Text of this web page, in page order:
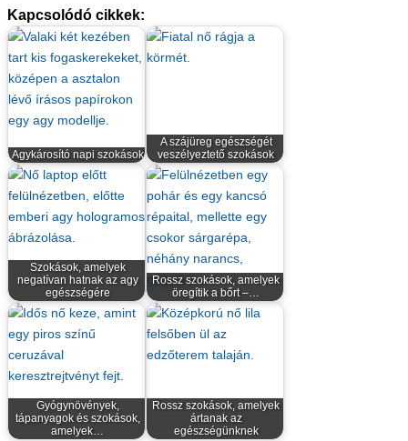
Kapcsolódó cikkek:
Agykárosító napi szokások
A szájüreg egészségét
veszélyeztető szokások
Szokások, amelyek
negatívan hatnak az agy
egészségére
Rossz szokások, amelyek
öregítik a bőrt –…
Gyógynövények,
tápanyagok és szokások,
amelyek…
Rossz szokások, amelyek
ártanak az
egészségünknek